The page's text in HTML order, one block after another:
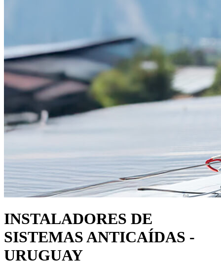
INSTALADORES DE
SISTEMAS ANTICAÍDAS -
URUGUAY